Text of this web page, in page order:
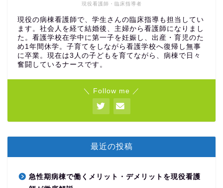
現役看護師・臨床指導者
現役の病棟看護師で、学生さんの臨床指導も担当してい
ます。社会人を経て結婚後、主婦から看護師になりまし
た。看護学校在学中に第一子を妊娠し、出産・育児のた
め1年間休学。子育てをしながら看護学校へ復帰し無事
に卒業。現在は3人の子どもを育てながら、病棟で日々
奮闘しているナースです。
＼ Follow me ／
最近の投稿
急性期病棟で働くメリット・デメリットを現役看護